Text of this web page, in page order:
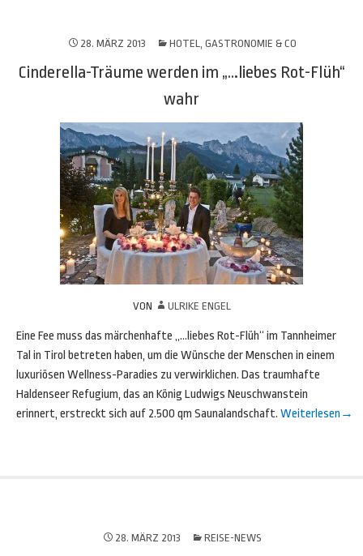
28. MÄRZ 2013 HOTEL, GASTRONOMIE & CO
Cinderella-Träume werden im „…liebes Rot-Flüh“
wahr
VON ULRIKE ENGEL
Eine Fee muss das märchenhafte „…liebes Rot-Flüh“ im Tannheimer
Tal in Tirol betreten haben, um die Wünsche der Menschen in einem
luxuriösen Wellness-Paradies zu verwirklichen. Das traumhafte
Haldenseer Refugium, das an König Ludwigs Neuschwanstein
erinnert, erstreckt sich auf 2.500 qm Saunalandschaft. Weiterlesen →
28. MÄRZ 2013 REISE-NEWS